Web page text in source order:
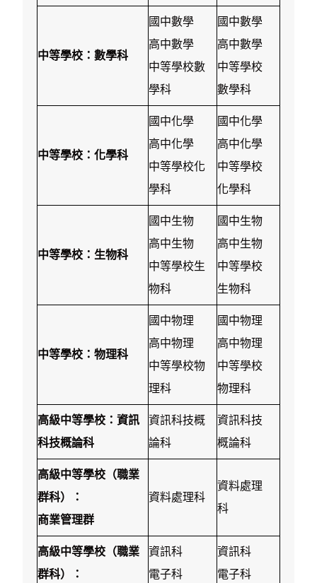
中等學校：數學科
國中數學
高中數學
中等學校數
學科
國中數學
高中數學
中等學校
數學科
中等學校：化學科
國中化學
高中化學
中等學校化
學科
國中化學
高中化學
中等學校
化學科
中等學校：生物科
國中生物
高中生物
中等學校生
物科
國中生物
高中生物
中等學校
生物科
中等學校：物理科
國中物理
高中物理
中等學校物
理科
國中物理
高中物理
中等學校
物理科
高級中等學校：資訊
科技概論科
資訊科技概
論科
資訊科技
概論科
高級中等學校（職業
群科）：
商業管理群
資料處理科
資料處理
科
高級中等學校（職業
群科）：
資訊科
電子科
資訊科
電子科